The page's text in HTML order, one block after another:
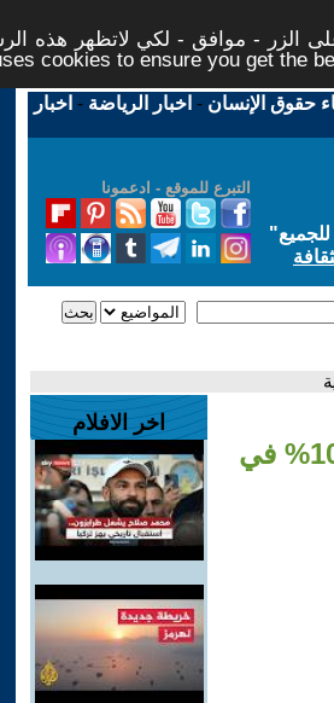
الزر - موافق - لكي لاتظهر هذه
cookies to ensure you get the
حقوق الإنسان - اخبار الرياضة - اخبار
التبرع للموقع - ادعمونا
"
- التوأم فاطمة آل سعيد وزينب آل سعيد حصلتا على 100% في
اخر الافلام